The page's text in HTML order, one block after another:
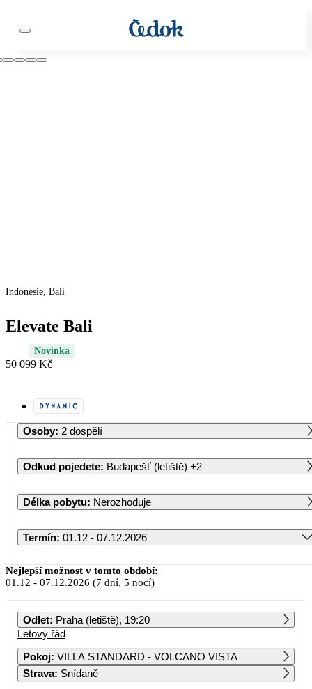
Indonésie, Bali
Elevate Bali
Novinka
50 099 Kč
Osoby: 2 dospělí
Odkud pojedete: Budapešť (letiště) +2
Délka pobytu: Nerozhoduje
Termín: 01.12 - 07.12.2026
Prosinec 2026
PO ÚT ST ČT PÁ SO NE
50 099 44 629 40 759 40 759 49 189 44 699
7 8
Nejlepší možnost v tomto období:
01.12 - 07.12.2026 (7 dní, 5 nocí)
Odlet: Praha (letiště), 19:20
Letový řád
Pokoj: VILLA STANDARD - VOLCANO VISTA
Strava: Snídaně